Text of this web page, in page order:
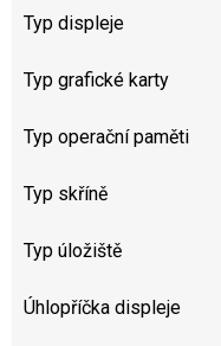
Typ displeje
Typ grafické karty
Typ operační paměti
Typ skříně
Typ úložiště
Úhlopříčka displeje